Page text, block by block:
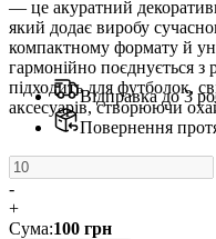
— це акуратний
який додає виробу
компактному формату й
гармонійно поєднується
підходить для футболок,
аксесуарів, створюючи
Відправка до 3
Повернення
-
+
Сума:100 грн